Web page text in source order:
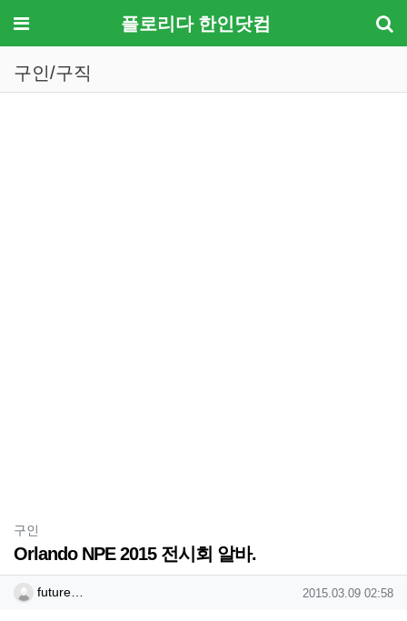
메뉴 플로리다 한인닷컴
구인/구직
구인
Orlando NPE 2015 전시회 알바.
작성자 정보
future… 작성일
2015.03.09 02:58